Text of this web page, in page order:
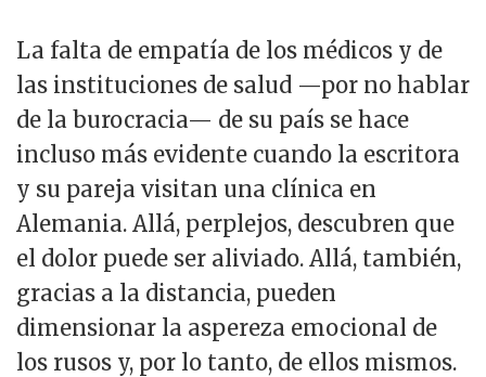
La falta de empatía de los médicos y de
las instituciones de salud —por no hablar
de la burocracia— de su país se hace
incluso más evidente cuando la escritora
y su pareja visitan una clínica en
Alemania. Allá, perplejos, descubren que
el dolor puede ser aliviado. Allá, también,
gracias a la distancia, pueden
dimensionar la aspereza emocional de
los rusos y, por lo tanto, de ellos mismos.